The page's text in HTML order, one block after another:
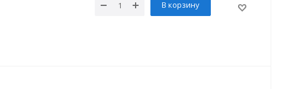
В корзину